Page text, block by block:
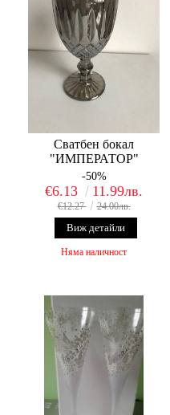
Сватбен бокал
"ИМПЕРАТОР"
-50%
€6.13 11.99лв.
€12.27 24.00лв.
Виж детайли
Няма наличност